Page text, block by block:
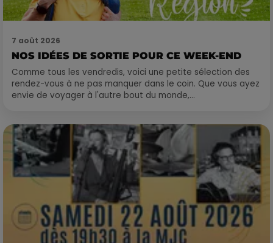
7 août 2026
NOS IDÉES DE SORTIE POUR CE WEEK-END
Comme tous les vendredis, voici une petite sélection des
rendez-vous à ne pas manquer dans le coin. Que vous ayez
envie de voyager à l'autre bout du monde,...